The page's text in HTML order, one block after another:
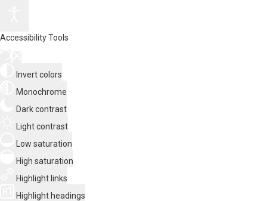
Accessibility Tools
Invert colors
Monochrome
Dark contrast
Light contrast
Low saturation
High saturation
Highlight links
Highlight headings